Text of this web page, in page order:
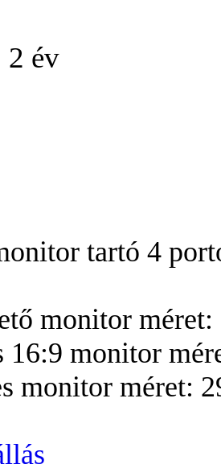
2 év
tartó 4
monitor méret:
16:9 monitor
monitor méret: